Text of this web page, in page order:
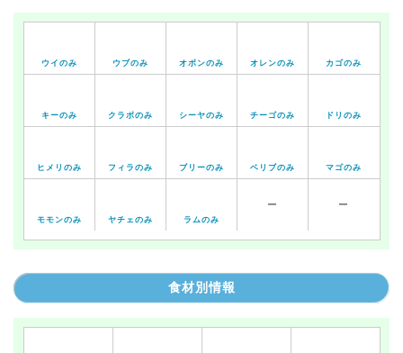
ウイのみ ウブのみ オボンのみ オレンのみ カゴのみ
キーのみ クラボのみ シーヤのみ チーゴのみ ドリのみ
ヒメリのみ フィラのみ ブリーのみ ベリブのみ マゴのみ
モモンのみ ヤチェのみ ラムのみ
ー ー
食材別情報